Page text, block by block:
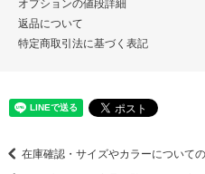
オプションの値段詳細
返品について
特定商取引法に基づく表記
在庫確認・サイズやカラーについて